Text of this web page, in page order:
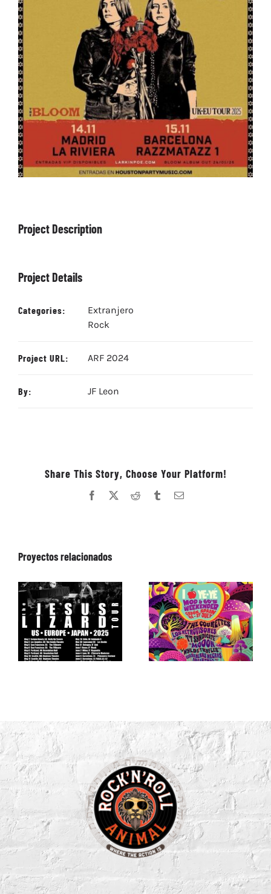
ARTÍCULOS
QUÉ HACEMOS
MECENAZGO
CONTRATACIÓN
CONTACTO
BIO
Project Description
Project Details
Categories:
Extranjero
Rock
Project URL: ARF 2024
By: JF Leon
Share This Story, Choose Your Platform!
Facebook Reddit TumblrCorreo
Proyectos relacionados